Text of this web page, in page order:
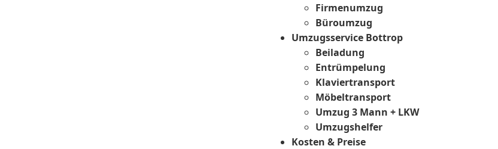
Firmenumzug
Büroumzug
Umzugsservice Bottrop
Beiladung
Entrümpelung
Klaviertransport
Möbeltransport
Umzug 3 Mann + LKW
Umzugshelfer
Kosten & Preise